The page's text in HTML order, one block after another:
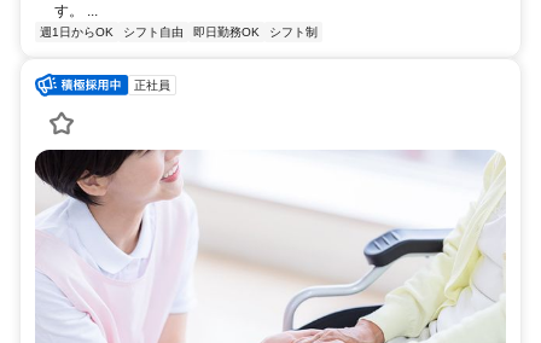
す。 ...
週1日からOK シフト自由 即日勤務OK シフト制
正社員